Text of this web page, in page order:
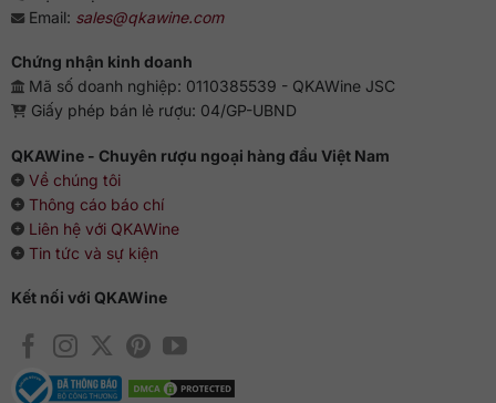
Email: sales@qkawine.com
Chứng nhận kinh doanh
Mã số doanh nghiệp: 0110385539 - QKAWine JSC
Giấy phép bán lẻ rượu: 04/GP-UBND
QKAWine - Chuyên rượu ngoại hàng đầu Việt Nam
Về chúng tôi
Thông cáo báo chí
Liên hệ với QKAWine
Tin tức và sự kiện
Kết nối với QKAWine